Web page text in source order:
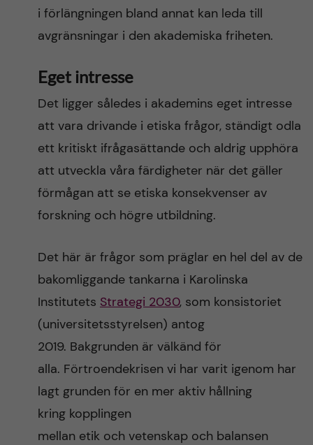
i förlängningen bland annat kan leda till
avgränsningar i den akademiska friheten.
Eget intresse
Det ligger således i akademins eget intresse
att vara drivande i etiska frågor, ständigt odla
ett kritiskt ifrågasättande och aldrig upphöra
att utveckla våra färdigheter när det gäller
förmågan att se etiska konsekvenser av
forskning och högre utbildning.
Det här är frågor som präglar en hel del av de
bakomliggande tankarna i Karolinska
Institutets Strategi 2030, som konsistoriet
(universitetsstyrelsen) antog
2019. Bakgrunden är välkänd för
alla. Förtroendekrisen vi har varit igenom har
lagt grunden för en mer aktiv hållning
kring kopplingen
mellan etik och vetenskap och balansen